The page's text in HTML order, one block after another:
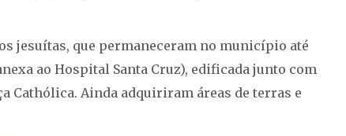
jesuítas, que permaneceram no município até
ao Hospital Santa Cruz), edificada junto com
Cathólica. Ainda adquiriram áreas de terras e